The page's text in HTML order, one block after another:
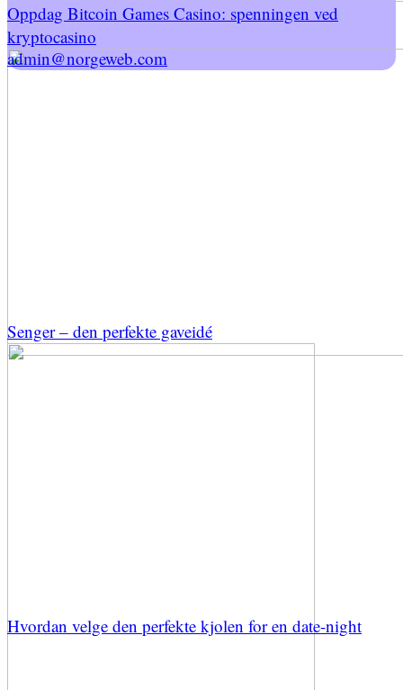
Oppdag Bitcoin Games Casino: spenningen ved
kryptocasino
Senger – den perfekte gaveidé
Hvordan velge den perfekte kjolen for en date-night
admin@norgeweb.com